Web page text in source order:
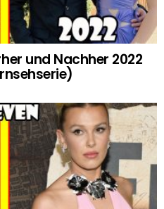
und Nachher 2022